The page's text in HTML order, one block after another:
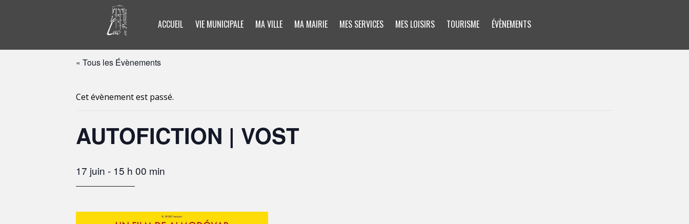
ACCUEIL VIE MUNICIPALE MA VILLE MA MAIRIE MES SERVICES MES LOISIRS TOURISME ÉVÈNEMENTS
« Tous les Évènements
Cet évènement est passé.
AUTOFICTION | VOST
17 juin - 15 h 00 min